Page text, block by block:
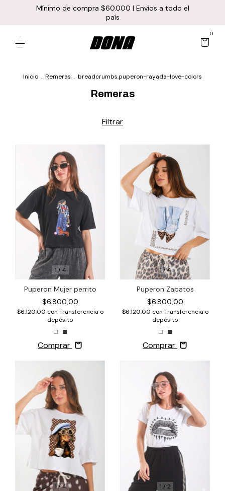
Mínimo de compra $60.000 | Envíos a todo el
país
0
Inicio . Remeras . breadcrumbs.puperon-rayada-love-colors
Remeras
Filtrar
1 / 4
Puperon Mujer perrito
$6.800,00
$6.120,00 con Transferencia o
depósito
Comprar
1/4
Puperon Zapatos
$6.800,00
$6.120,00 con Transferencia o
depósito
Comprar
1/4 1 / 2